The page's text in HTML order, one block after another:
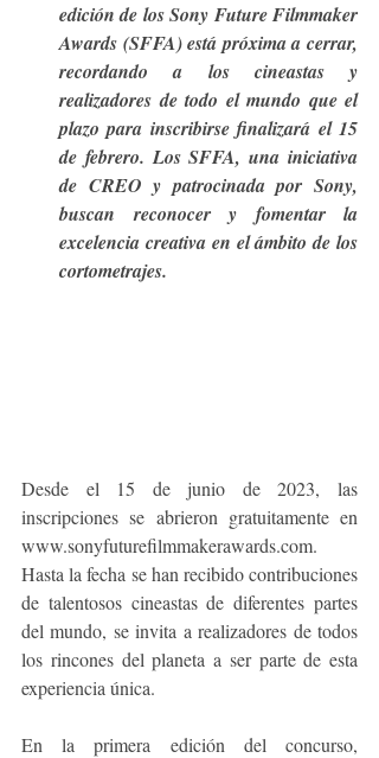
edición de los Sony Future Filmmaker
Awards (SFFA) está próxima a cerrar,
recordando a los cineastas y
realizadores de todo el mundo que el
plazo para inscribirse finalizará el 15
de febrero. Los SFFA, una iniciativa
de CREO y patrocinada por Sony,
buscan reconocer y fomentar la
excelencia creativa en el ámbito de los
cortometrajes.
Desde el 15 de junio de 2023, las
inscripciones se abrieron gratuitamente en
www.sonyfuturefilmmakerawards.com.
Hasta la fecha se han recibido contribuciones
de talentosos cineastas de diferentes partes
del mundo, se invita a realizadores de todos
los rincones del planeta a ser parte de esta
experiencia única.
En la primera edición del concurso,